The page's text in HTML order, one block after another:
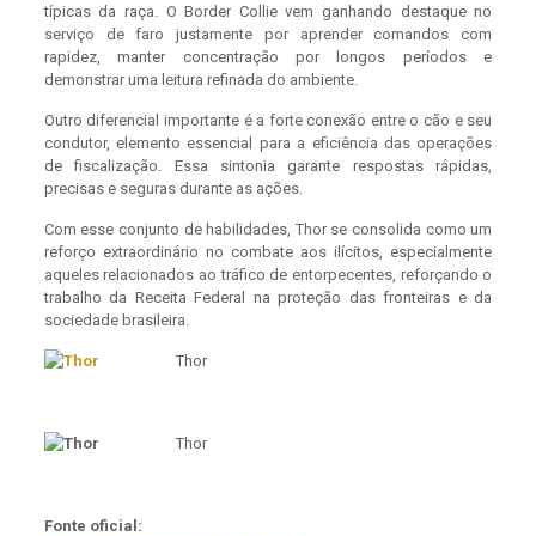
típicas da raça. O Border Collie vem ganhando destaque no
serviço de faro justamente por aprender comandos com
rapidez, manter concentração por longos períodos e
demonstrar uma leitura refinada do ambiente.
Outro diferencial importante é a forte conexão entre o cão e seu
condutor, elemento essencial para a eficiência das operações
de fiscalização. Essa sintonia garante respostas rápidas,
precisas e seguras durante as ações.
Com esse conjunto de habilidades, Thor se consolida como um
reforço extraordinário no combate aos ilícitos, especialmente
aqueles relacionados ao tráfico de entorpecentes, reforçando o
trabalho da Receita Federal na proteção das fronteiras e da
sociedade brasileira.
Thor
Thor
Fonte oficial: